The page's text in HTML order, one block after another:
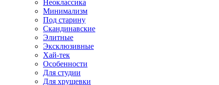
Неоклассика
Минимализм
Под старину
Скандинавские
Элитные
Эксклюзивные
Хай-тек
Особенности
Для студии
Для хрущевки